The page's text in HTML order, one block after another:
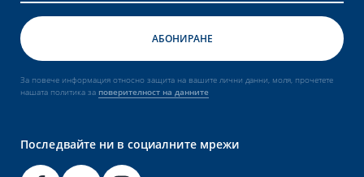
За повече информация относно защита на вашите лични данни, моля, прочетете
нашата политика за поверителност на данните
Последвайте ни в социалните мрежи